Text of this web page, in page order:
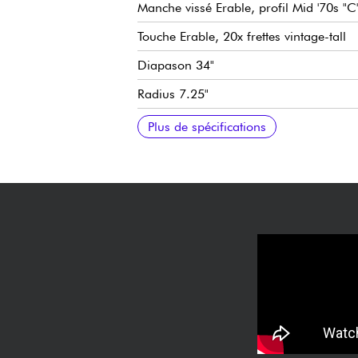
Manche vissé Erable, profil Mid '70s
Touche Erable, 20x frettes vintage-tall
Diapason 34"
Radius 7.25"
Largeur manche 1e frette 1.625" (41.3
Micro double-bobinage Fender "Wide
Volume
Tonalité
Chevalet fixe Fender 2-Saddle
Mécaniques Fender '70s Vintage-Style
Finition brillant
Vendue avec housse Fender
Plus de spécifications